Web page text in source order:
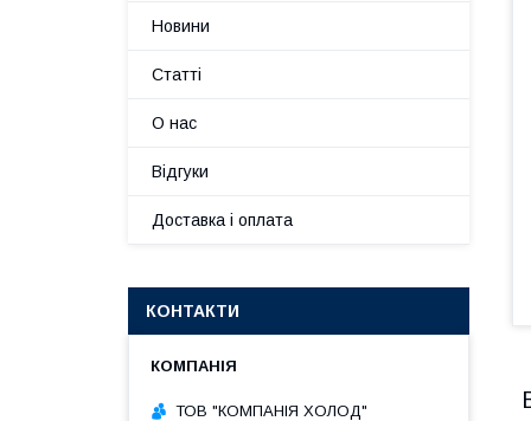
Новини
Статті
О нас
Відгуки
Доставка і оплата
КОНТАКТИ
ТОВ "КОМПАНІЯ ХОЛОД"